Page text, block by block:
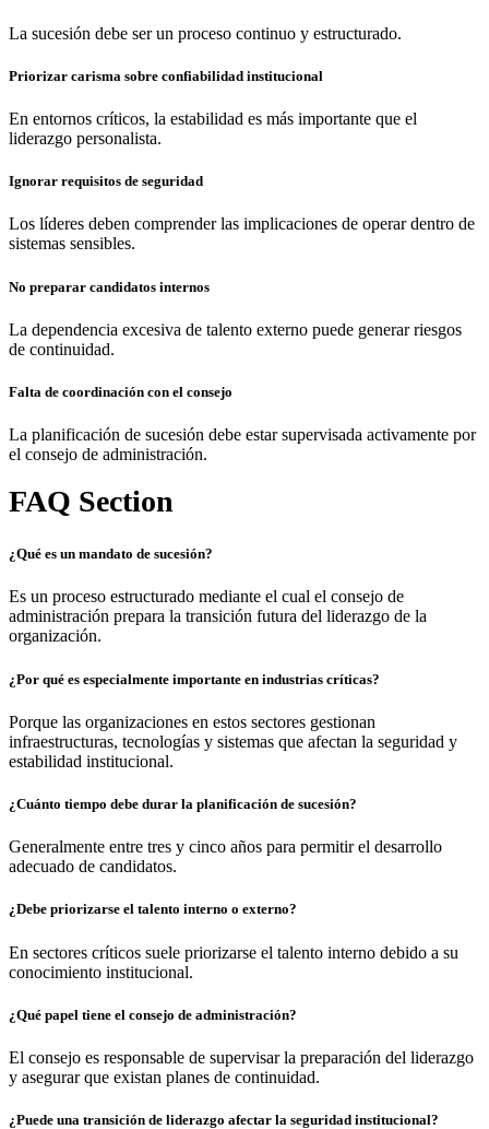
La sucesión debe ser un proceso continuo y estructurado.
Priorizar carisma sobre confiabilidad institucional
En entornos críticos, la estabilidad es más importante que el
liderazgo personalista.
Ignorar requisitos de seguridad
Los líderes deben comprender las implicaciones de operar dentro de
sistemas sensibles.
No preparar candidatos internos
La dependencia excesiva de talento externo puede generar riesgos
de continuidad.
Falta de coordinación con el consejo
La planificación de sucesión debe estar supervisada activamente por
el consejo de administración.
FAQ Section
¿Qué es un mandato de sucesión?
Es un proceso estructurado mediante el cual el consejo de
administración prepara la transición futura del liderazgo de la
organización.
¿Por qué es especialmente importante en industrias críticas?
Porque las organizaciones en estos sectores gestionan
infraestructuras, tecnologías y sistemas que afectan la seguridad y
estabilidad institucional.
¿Cuánto tiempo debe durar la planificación de sucesión?
Generalmente entre tres y cinco años para permitir el desarrollo
adecuado de candidatos.
¿Debe priorizarse el talento interno o externo?
En sectores críticos suele priorizarse el talento interno debido a su
conocimiento institucional.
¿Qué papel tiene el consejo de administración?
El consejo es responsable de supervisar la preparación del liderazgo
y asegurar que existan planes de continuidad.
¿Puede una transición de liderazgo afectar la seguridad institucional?